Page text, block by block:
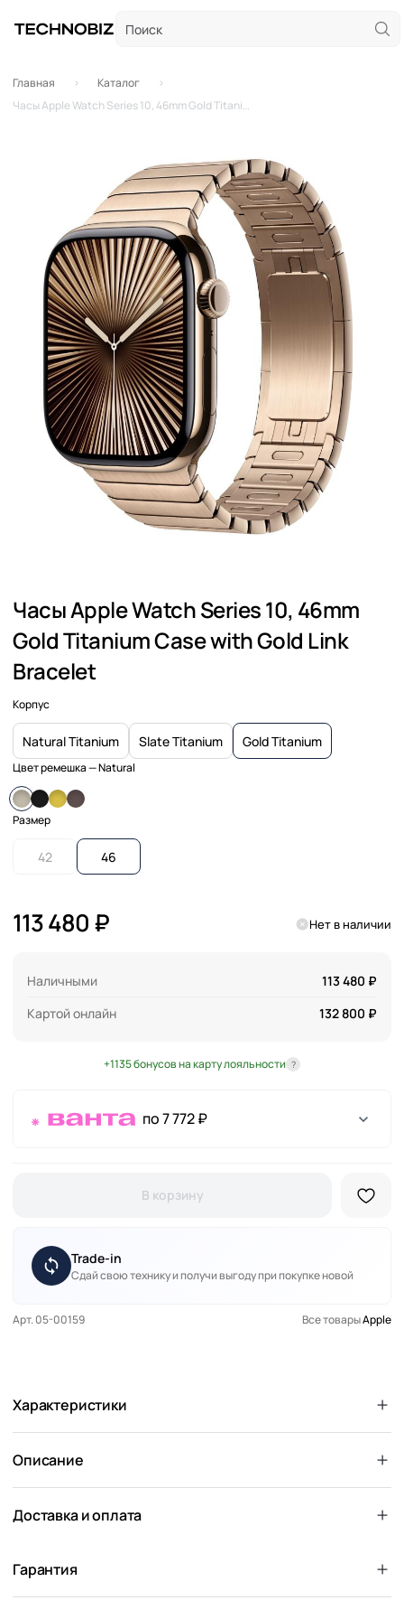
Главная
Каталог
Часы Apple Watch Series 10, 46mm Gold Titanium Case with Gold Link Bracelet
Часы Apple Watch Series 10, 46mm
Gold Titanium Case with Gold Link
Bracelet
Корпус
Natural Titanium Slate Titanium Gold Titanium
Цвет ремешка— Natural
Размер
42 46
113 480 ₽ Нет в наличии
Наличными
113 480 ₽
Картой онлайн
132 800 ₽
+1135 бонусов на карту лояльности ?
по 7 772 ₽
В корзину
Trade-in
Сдай свою технику и получи выгоду при покупке новой
Арт. 05-00159 Все товарыApple
Характеристики
Описание
Доставка и оплата
Гарантия